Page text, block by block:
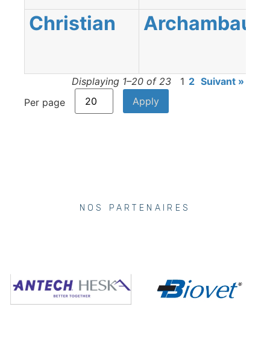
Christian Archambault
Displaying 1–20 of 23 1 2 Suivant »
Per page
NOS PARTENAIRES